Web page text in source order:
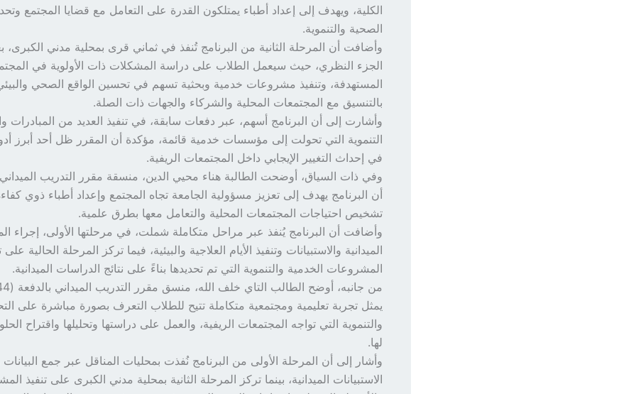
الكلية، ويهدف إلى إعداد أطباء يمتلكون القدرة على التعامل مع قضايا المجتمع
الصحية والتنموية.
وأضافت أن المرحلة الثانية من البرنامج تُنفذ في ثماني قرى بمحلية مدني الكبرى،
الجزء النظري، حيث سيعمل الطلاب على دراسة المشكلات ذات الأولوية في
المستهدفة، وتنفيذ مشروعات خدمية وبحثية تسهم في تحسين الواقع الصحي والبيئي
بالتنسيق مع المجتمعات المحلية والشركاء والجهات ذات الصلة.
وأشارت إلى أن البرنامج أسهم، عبر دفعات سابقة، في تنفيذ العديد من المبادرات
التنموية التي تحولت إلى مؤسسات خدمية قائمة، مؤكدة أن المقرر ظل أحد أبرز
في إحداث التغيير الإيجابي داخل المجتمعات الريفية.
أن البرنامج يهدف إلى تعزيز مسؤولية الجامعة تجاه المجتمع وإعداد أطباء ذوي
تشخيص احتياجات المجتمعات المحلية والتعامل معها بطرق علمية.
وأضافت أن البرنامج يُنفذ عبر مراحل متكاملة شملت، في مرحلتها الأولى، إجراء
الميدانية والاستبيانات وتنفيذ الأيام العلاجية والبيئية، فيما تركز المرحلة الحالية على
المشروعات الخدمية والتنموية التي تم تحديدها بناءً على نتائج الدراسات الميدانية.
يمثل تجربة تعليمية ومجتمعية متكاملة تتيح للطلاب التعرف بصورة مباشرة على
والتنموية التي تواجه المجتمعات الريفية، والعمل على دراستها وتحليلها واقتراح
لها.
وأشار إلى أن المرحلة الأولى من البرنامج نُفذت بمحليات المناقل عبر جمع البيانات
الاستبيانات الميدانية، بينما تركز المرحلة الثانية بمحلية مدني الكبرى على تنفيذ